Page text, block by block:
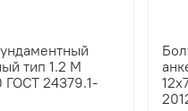
тип 1.2 М
ГОСТ 24379.1-